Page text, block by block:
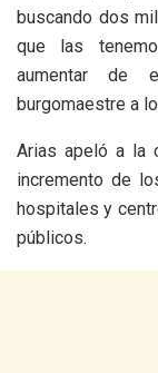
buscando dos
que las
aumentar de
burgomaestre a
Arias apeló a la
incremento de
hospitales y
públicos.